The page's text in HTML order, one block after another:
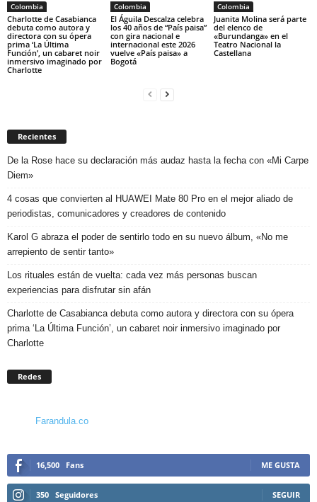
Colombia
Charlotte de Casabianca
debuta como autora y
directora con su ópera
prima ‘La Última
Función’, un cabaret noir
inmersivo imaginado por
Charlotte
Colombia
El Águila Descalza celebra
los 40 años de “País paisa”
con gira nacional e
internacional este 2026
vuelve «País paisa» a
Bogotá
Colombia
Juanita Molina será parte
del elenco de
«Burundanga» en el
Teatro Nacional la
Castellana
Recientes
De la Rose hace su declaración más audaz hasta la fecha con «Mi Carpe
Diem»
4 cosas que convierten al HUAWEI Mate 80 Pro en el mejor aliado de
periodistas, comunicadores y creadores de contenido
Karol G abraza el poder de sentirlo todo en su nuevo álbum, «No me
arrepiento de sentir tanto»
Los rituales están de vuelta: cada vez más personas buscan
experiencias para disfrutar sin afán
Charlotte de Casabianca debuta como autora y directora con su ópera
prima ‘La Última Función’, un cabaret noir inmersivo imaginado por
Charlotte
Redes
Farandula.co
16,500 Fans ME GUSTA
350 Seguidores SEGUIR